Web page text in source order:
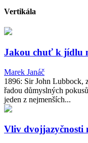
Vertikála
Jakou chuť k jídlu
Marek Janáč
1896: Sir John Lubbock,
řadou důmyslných
jeden z nejmenších...
Vliv dvojjazyčnosti